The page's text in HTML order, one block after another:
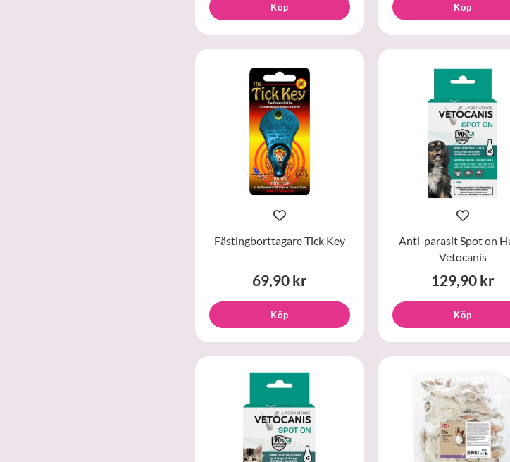
Köp Köp
Fästingborttagare Tick Key
69,90 kr
Köp
Anti-parasit Spot on
Vetocanis
129,90 kr
Köp